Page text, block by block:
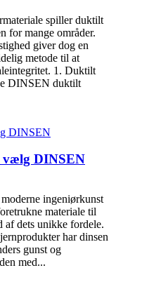
spiller duktilt
for mange områder.
giver dog en
metode til at
1. Duktilt
DINSEN duktilt
DINSEN
ingeniørkunst
materiale til
af dets unikke fordele.
har dinsen
gunst og
med...